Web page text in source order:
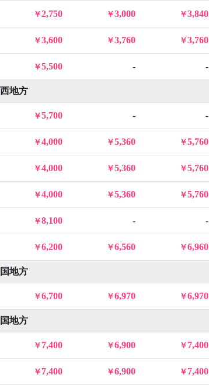
2,750 3,000 3,840
3,600 3,760 3,760
5,500 - -
地方
5,700 - -
4,000 5,360 5,760
4,000 5,360 5,760
4,000 5,360 5,760
8,100 - -
6,200 6,560 6,960
地方
6,700 6,970 6,970
地方
7,400 6,900 7,400
7,400 6,900 7,400